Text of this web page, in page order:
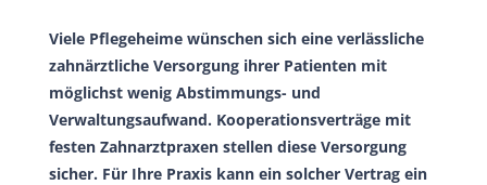
Viele Pflegeheime wünschen sich eine verlässliche
zahnärztliche Versorgung ihrer Patienten mit
möglichst wenig Abstimmungs- und
Verwaltungsaufwand. Kooperationsverträge mit
festen Zahnarztpraxen stellen diese Versorgung
sicher. Für Ihre Praxis kann ein solcher Vertrag ein